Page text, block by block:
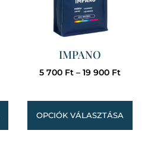
IMPANO
5 700 Ft – 19 900 Ft
OPCIÓK VÁLASZTÁSA